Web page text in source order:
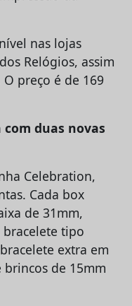
nas lojas
Relógios, assim
preço é de 169
duas novas
Celebration,
Cada box
de 31mm,
tipo
extra em
de 15mm